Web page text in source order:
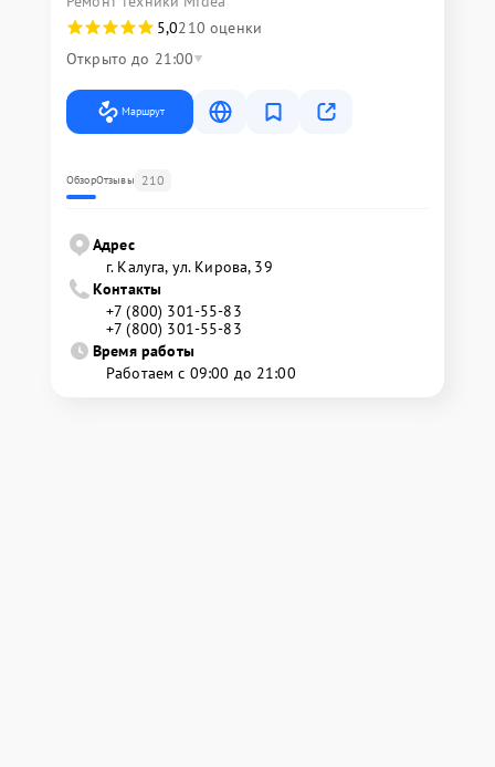
5,0210 оценки
Открыто до 21:00
Маршрут
ОбзорОтзывы 210
Адрес
г. Калуга, ул. Кирова, 39
Контакты
+7 (800) 301-55-83
+7 (800) 301-55-83
Время работы
Работаем с 09:00 до 21:00